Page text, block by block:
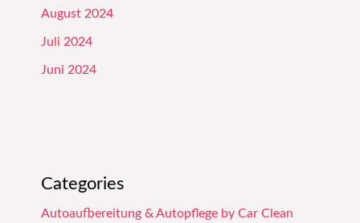
August 2024
Juli 2024
Juni 2024
Categories
Autoaufbereitung & Autopflege by Car Clean